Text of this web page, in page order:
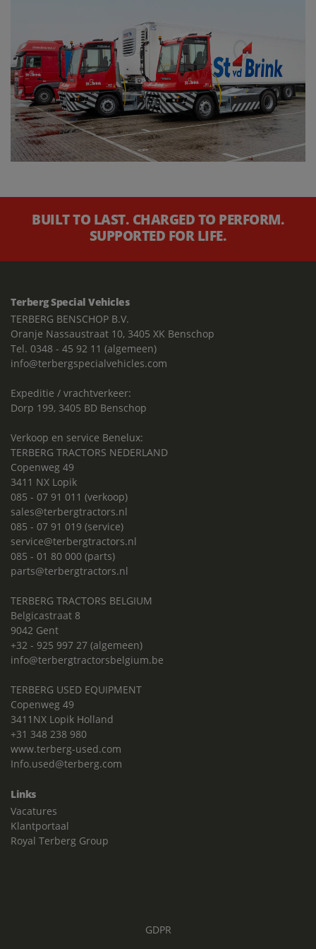
BUILT TO LAST. CHARGED TO PERFORM.
SUPPORTED FOR LIFE.
Terberg Special Vehicles
TERBERG BENSCHOP B.V.
Oranje Nassaustraat 10, 3405 XK Benschop
Tel. 0348 - 45 92 11 (algemeen)
info@terbergspecialvehicles.com
Expeditie / vrachtverkeer:
Dorp 199, 3405 BD Benschop
Verkoop en service Benelux:
TERBERG TRACTORS NEDERLAND
Copenweg 49
3411 NX Lopik
085 - 07 91 011 (verkoop)
sales@terbergtractors.nl
085 - 07 91 019 (service)
service@terbergtractors.nl
085 - 01 80 000 (parts)
parts@terbergtractors.nl
TERBERG TRACTORS BELGIUM
Belgicastraat 8
9042 Gent
+32 - 925 997 27 (algemeen)
info@terbergtractorsbelgium.be
TERBERG USED EQUIPMENT
Copenweg 49
3411NX Lopik Holland
+31 348 238 980
www.terberg-used.com
Info.used@terberg.com
Links
Vacatures
Klantportaal
Royal Terberg Group
GDPR